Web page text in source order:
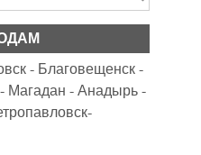
- Благовещенск-
Магадан -Анадырь-